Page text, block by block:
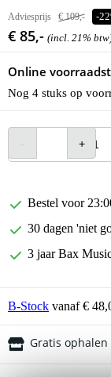
Adviesprijs € 109,- -
€ 85,- (incl. 21%
Online
Nog 4 stuks op
Bestel voor
30 dagen 'niet
3 jaar Bax
B-Stock vanaf €
Gratis